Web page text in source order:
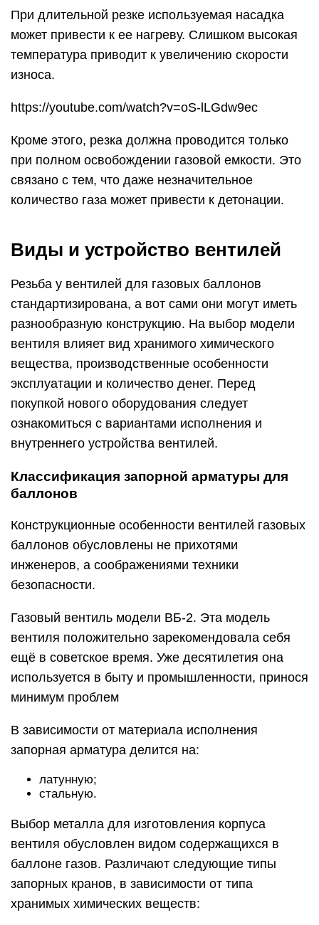
При длительной резке используемая насадка
может привести к ее нагреву. Слишком высокая
температура приводит к увеличению скорости
износа.
https://youtube.com/watch?v=oS-lLGdw9ec
Кроме этого, резка должна проводится только
при полном освобождении газовой емкости. Это
связано с тем, что даже незначительное
количество газа может привести к детонации.
Виды и устройство вентилей
Резьба у вентилей для газовых баллонов
стандартизирована, а вот сами они могут иметь
разнообразную конструкцию. На выбор модели
вентиля влияет вид хранимого химического
вещества, производственные особенности
эксплуатации и количество денег. Перед
покупкой нового оборудования следует
ознакомиться с вариантами исполнения и
внутреннего устройства вентилей.
Классификация запорной арматуры для
баллонов
Конструкционные особенности вентилей газовых
баллонов обусловлены не прихотями
инженеров, а соображениями техники
безопасности.
Газовый вентиль модели ВБ-2. Эта модель
вентиля положительно зарекомендовала себя
ещё в советское время. Уже десятилетия она
используется в быту и промышленности, принося
минимум проблем
В зависимости от материала исполнения
запорная арматура делится на:
латунную;
стальную.
Выбор металла для изготовления корпуса
вентиля обусловлен видом содержащихся в
баллоне газов. Различают следующие типы
запорных кранов, в зависимости от типа
хранимых химических веществ: